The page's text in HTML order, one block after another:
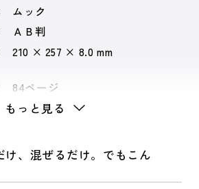
ムック
ＡＢ判
210 × 257 × 8.0 mm
84ページ
もっと見る
け、混ぜるだけ。でもこん